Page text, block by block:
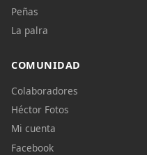
Peñas
La palra
COMUNIDAD
Colaboradores
Héctor Fotos
Mi cuenta
Facebook